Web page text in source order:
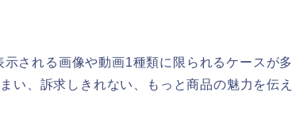
される画像や動画1種類に限られるケースが多
い、訴求しきれない、もっと商品の魅力を伝え